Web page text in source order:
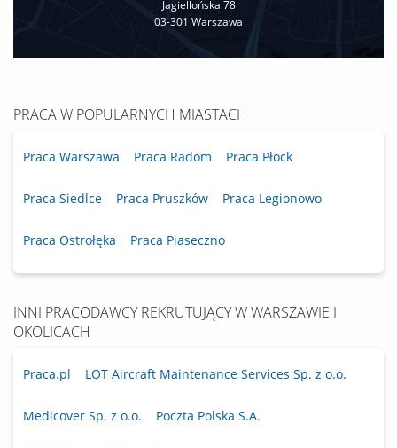
Jagiellońska 78
03-301 Warszawa
PRACA W POPULARNYCH MIASTACH
Praca Warszawa Praca Radom Praca Płock
Praca Siedlce Praca Pruszków Praca Legionowo
Praca Ostrołęka Praca Piaseczno
INNI PRACODAWCY REKRUTUJĄCY W WARSZAWIE I
OKOLICACH
Praca.pl LOT Aircraft Maintenance Services Sp. z o.o.
Medicover Sp. z o.o. Poczta Polska S.A.